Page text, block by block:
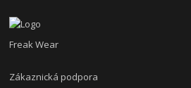
Freak Wear
Zákaznická podpora